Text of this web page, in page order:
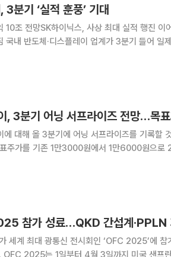
3분기 ‘실적 훈풍’ 기대
10조 전망SK하이닉스, 사상 최대 실적 행진 이
들의 실적 기대치가 가파르게
, 3분기 어닝 서프라이즈 전망…
대해 올 3분기에 어닝 서프라이즈를 기록할
주가를 기존 1만3000원에서 1만6000원으로
원, 영업이익 4855
세계 최대 광통신 전시회인 ‘OFC 2025’에 참